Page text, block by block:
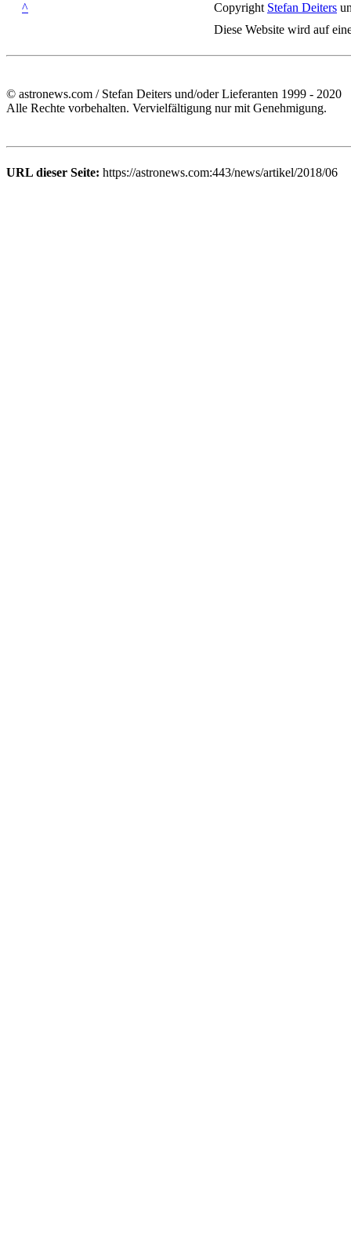
^ Copyright Stefan Deiters
Diese Website wird auf
© astronews.com / Stefan Deiters und/oder Lieferanten 1999 - 2020
Alle Rechte vorbehalten. Vervielfältigung nur mit Genehmigung.
URL dieser Seite: https://astronews.com:443/news/artikel/2018/06